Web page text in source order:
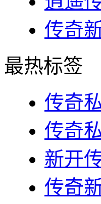
传奇
最热标签
传奇
传奇
新开
传奇